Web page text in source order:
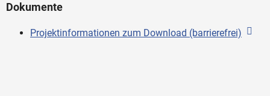
Dokumente
Projektinformationen zum Download (barrierefrei)